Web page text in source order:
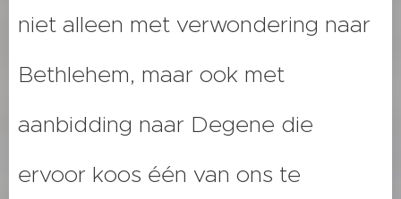
niet alleen met verwondering naar
Bethlehem, maar ook met
aanbidding naar Degene die
ervoor koos één van ons te